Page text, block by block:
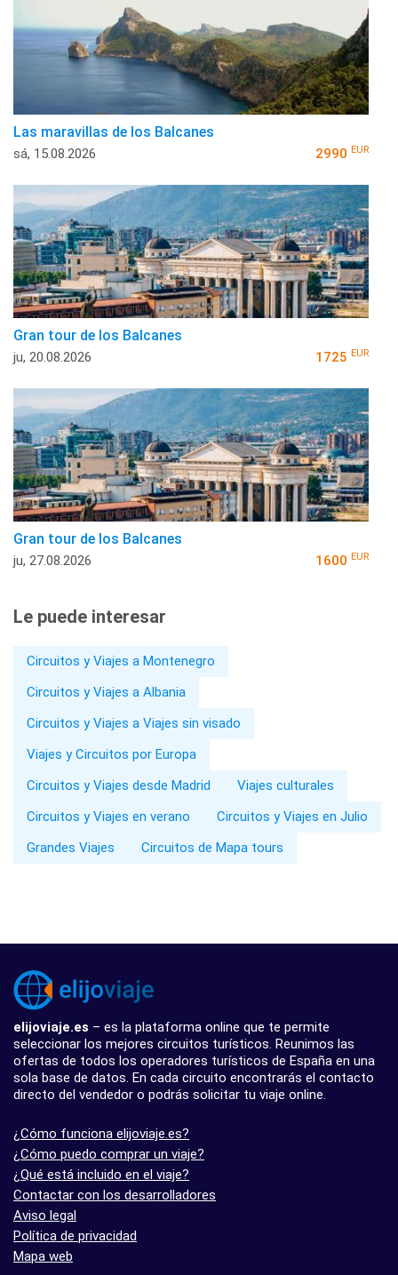
Las maravillas de los Balcanes
sá, 15.08.2026 2990 EUR
Gran tour de los Balcanes
ju, 20.08.2026 1725 EUR
Gran tour de los Balcanes
ju, 27.08.2026 1600 EUR
Le puede interesar
Circuitos y Viajes a Montenegro
Circuitos y Viajes a Albania
Circuitos y Viajes a Viajes sin visado
Viajes y Circuitos por Europa
Circuitos y Viajes desde Madrid
Viajes culturales
Circuitos y Viajes en verano
Circuitos y Viajes en Julio
Grandes Viajes
Circuitos de Mapa tours
elijoviaje.es – es la plataforma online que te permite
seleccionar los mejores circuitos turísticos. Reunimos las
ofertas de todos los operadores turísticos de España en una
sola base de datos. En cada circuito encontrarás el contacto
directo del vendedor o podrás solicitar tu viaje online.
¿Cómo funciona elijoviaje.es?
¿Cómo puedo comprar un viaje?
¿Qué está incluido en el viaje?
Contactar con los desarrolladores
Aviso legal
Política de privacidad
Mapa web